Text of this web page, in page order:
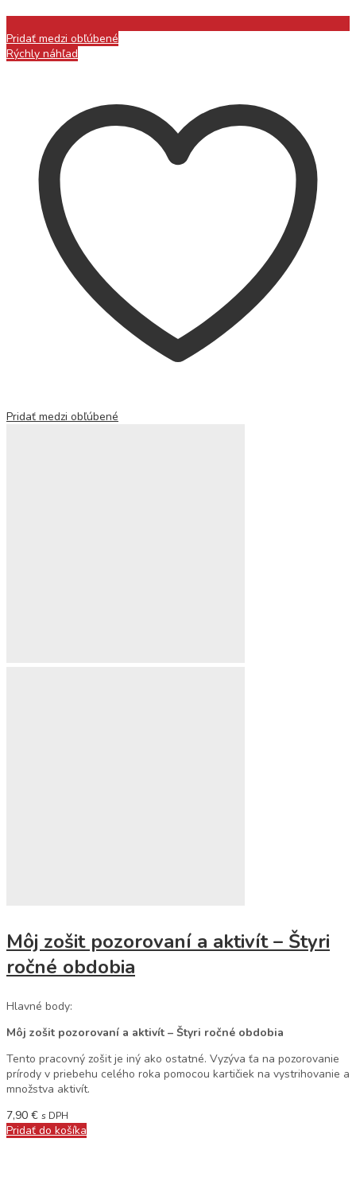
Pridať medzi obľúbené
Rýchly náhľad
Pridať medzi obľúbené
Môj zošit pozorovaní a aktivít – Štyri
ročné obdobia
Hlavné body:
Môj zošit pozorovaní a aktivít – Štyri ročné obdobia
Tento pracovný zošit je iný ako ostatné. Vyzýva ťa na pozorovanie
prírody v priebehu celého roka pomocou kartičiek na vystrihovanie a
množstva aktivít.
7,90 € s DPH
Pridať do košíka